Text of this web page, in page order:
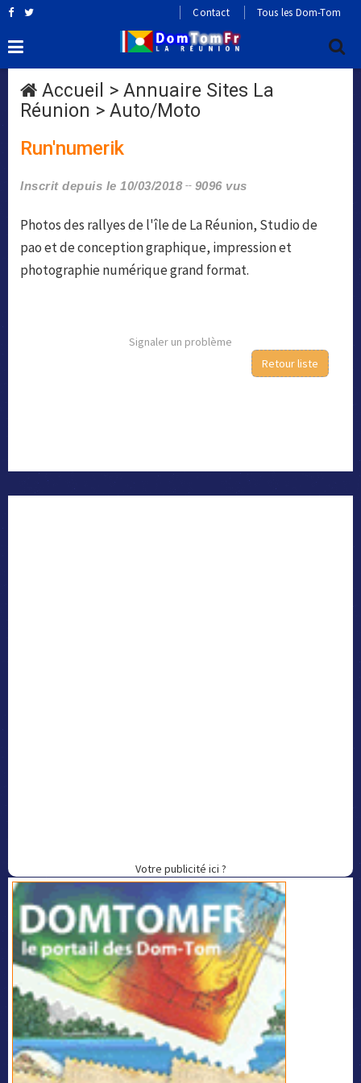
Contact Tous les Dom-Tom
Accueil > Annuaire Sites La
Réunion > Auto/Moto
Run'numerik
Inscrit depuis le 10/03/2018 9096 vus
Photos des rallyes de l'île de La Réunion, Studio de
pao et de conception graphique, impression et
photographie numérique grand format.
Signaler un problème
Retour liste
Votre publicité ici ?